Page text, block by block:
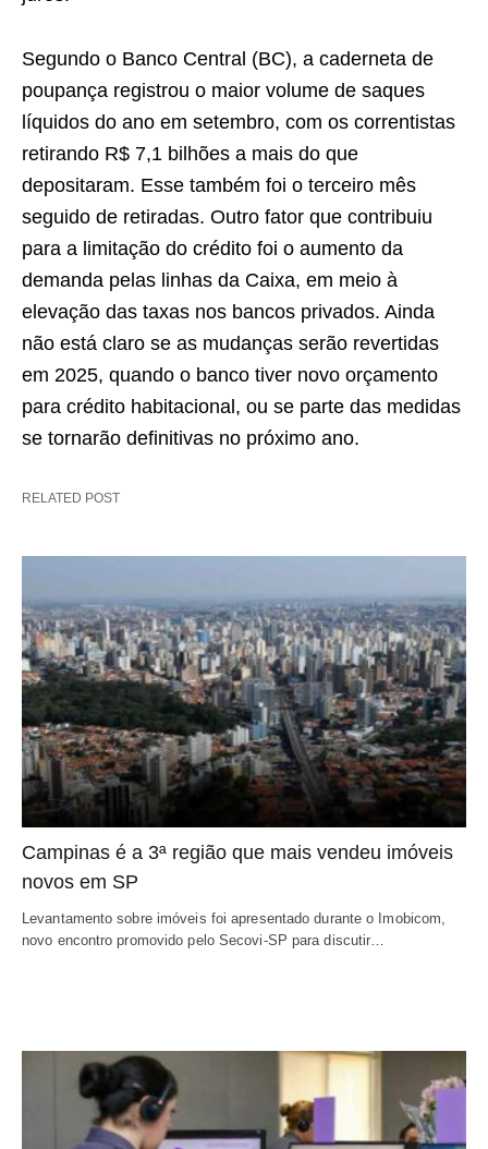
Segundo o Banco Central (BC), a caderneta de
poupança registrou o maior volume de saques
líquidos do ano em setembro, com os correntistas
retirando R$ 7,1 bilhões a mais do que
depositaram. Esse também foi o terceiro mês
seguido de retiradas. Outro fator que contribuiu
para a limitação do crédito foi o aumento da
demanda pelas linhas da Caixa, em meio à
elevação das taxas nos bancos privados. Ainda
não está claro se as mudanças serão revertidas
em 2025, quando o banco tiver novo orçamento
para crédito habitacional, ou se parte das medidas
se tornarão definitivas no próximo ano.
RELATED POST
Campinas é a 3ª região que mais vendeu imóveis
novos em SP
Levantamento sobre imóveis foi apresentado durante o Imobicom,
novo encontro promovido pelo Secovi-SP para discutir…